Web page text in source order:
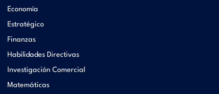
Economía
Estratégico
Finanzas
Habilidades Directivas
Investigación Comercial
Matemáticas